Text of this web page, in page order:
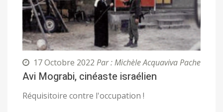
17 Octobre 2022 Par : Michèle Acquaviva Pache
Avi Mograbi, cinéaste israélien
Réquisitoire contre l'occupation !